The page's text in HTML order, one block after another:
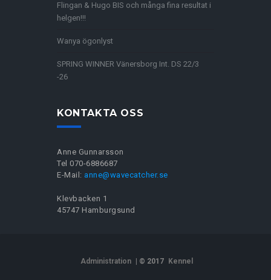
Flingan & Hugo BIS och många fina resultat i
helgen!!!
Wanya ögonlyst
SPRING WINNER Vänersborg Int. DS 22/3
-26
KONTAKTA OSS
Anne Gunnarsson
Tel 070-6886687
E-Mail: anne@wavecatcher.se
Klevbacken 1
45747 Hamburgsund
Administration | © 2017 Kennel